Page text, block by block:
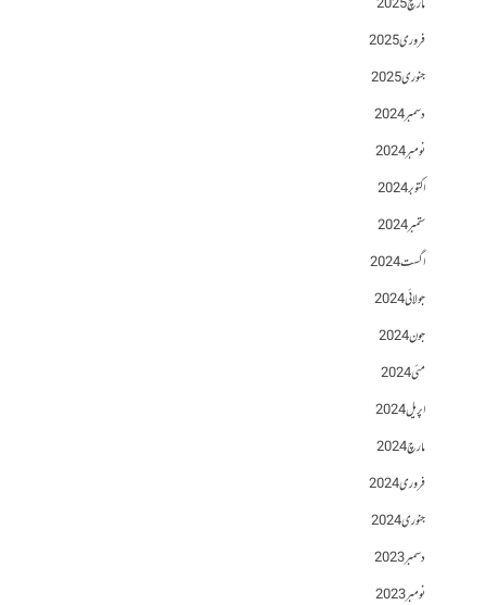
فروری 2025
جنوری 2025
دسمبر 2024
نومبر 2024
اکتوبر 2024
ستمبر 2024
اگست 2024
جولائی 2024
جون 2024
مئی 2024
اپریل 2024
مارچ 2024
فروری 2024
جنوری 2024
دسمبر 2023
نومبر 2023